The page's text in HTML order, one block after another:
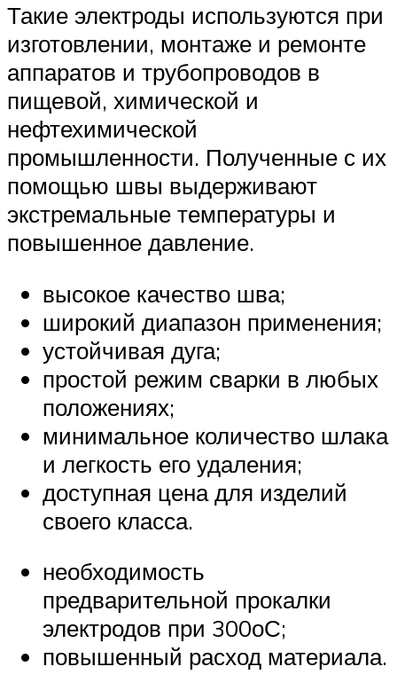
Такие электроды используются при
изготовлении, монтаже и ремонте
аппаратов и трубопроводов в
пищевой, химической и
нефтехимической
промышленности. Полученные с их
помощью швы выдерживают
экстремальные температуры и
повышенное давление.
высокое качество шва;
широкий диапазон применения;
устойчивая дуга;
простой режим сварки в любых
положениях;
минимальное количество шлака
и легкость его удаления;
доступная цена для изделий
своего класса.
необходимость
предварительной прокалки
электродов при 300оС;
повышенный расход материала.